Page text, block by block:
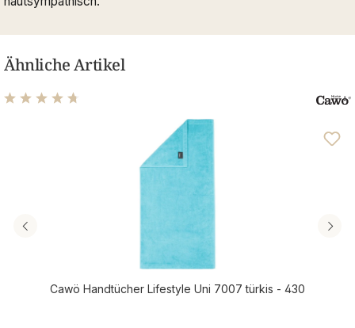
Ähnliche Artikel
Durchschnittliche Bewertung von 4.63 von 5 Sternen
Cawö Handtücher Lifestyle Uni 7007 türkis - 430